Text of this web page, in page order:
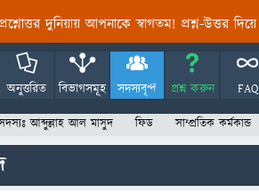
দুনিয়ায় আপনাকে স্বাগতম! প্রশ্ন-উত্তর
অনুত্তরিত বিভাগসমূহ সদস্যবৃন্দ প্রশ্ন করুন FAQ
আব্দুল্লাহ আল মাসুদ ফিড সাম্প্রতিক কর্মকান্ড